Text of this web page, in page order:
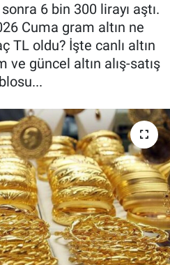
6 bin 300 lirayı aştı.
Cuma gram altın ne
TL oldu? İşte canlı altın
ve güncel altın alış-satış